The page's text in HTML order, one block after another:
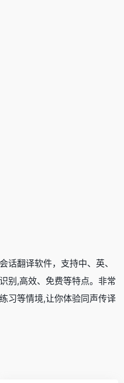
话翻译软件，支持中、英、
别,高效、免费等特点。非常
习等情境,让你体验同声传译